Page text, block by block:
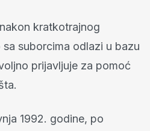
kratkotrajnog
suborcima odlazi u bazu
prijavljuje za pomoć
1992. godine, po